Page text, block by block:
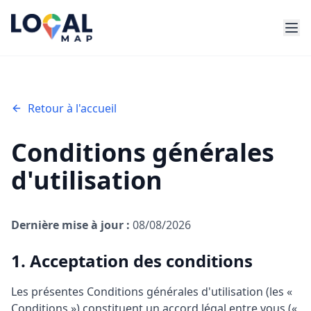
Retour à l'accueil
Conditions générales
d'utilisation
Dernière mise à jour : 08/08/2026
1. Acceptation des conditions
Les présentes Conditions générales d'utilisation (les «